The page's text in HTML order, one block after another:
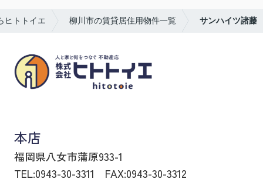
ヒトトイエ 柳川市の賃貸居住用物件一覧 サンハイツ諸藤
本店
福岡県八女市蒲原933-1
TEL:0943-30-3311
FAX:0943-30-3312